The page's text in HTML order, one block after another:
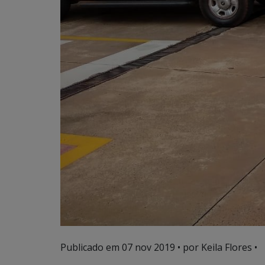
Publicado em 07 nov 2019 • por Keila Flores •